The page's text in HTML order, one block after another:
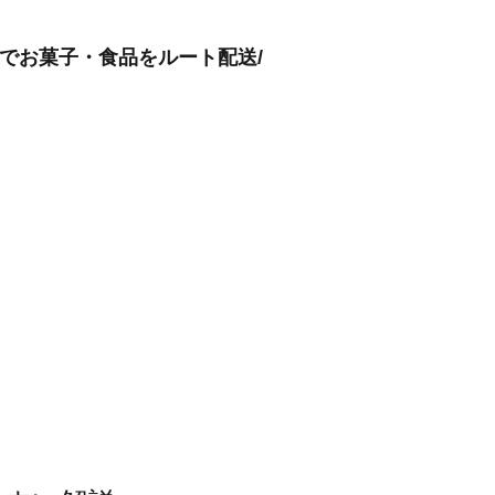
お菓子・食品をルート配送/